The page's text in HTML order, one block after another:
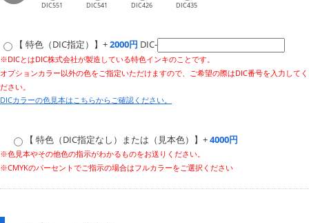
DIC551 DIC541 DIC426 DIC435
【 特色（DIC指定）】+2000円 DIC-
※DICとはDIC株式会社が製造している特色インキのことです。
オプションカラー以外の色をご指定いただけますので、ご希望の際はDIC番号を入力してく
ださい。
DICカラーの色見本はこちらからご確認ください。
【 特色（DIC指定なし）または（見本色）】+4000円
※色見本やその他色の指示がわかるものをお送りください。
※CMYKのパーセントでご指示の場合はフルカラーをご選択ください